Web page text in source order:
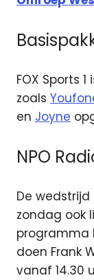
FOX Sports
zoals
en Joyne
NPO
De
zondag ook
programma
doen Frank
vanaf 14.30